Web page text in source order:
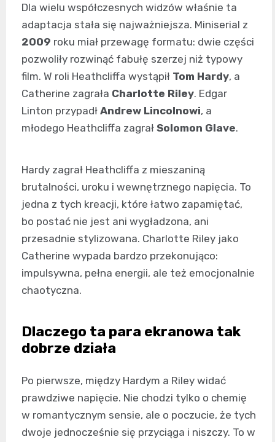
Dla wielu współczesnych widzów właśnie ta
adaptacja stała się najważniejsza. Miniserial z
2009 roku miał przewagę formatu: dwie części
pozwoliły rozwinąć fabułę szerzej niż typowy
film. W roli Heathcliffa wystąpił Tom Hardy, a
Catherine zagrała Charlotte Riley. Edgar
Linton przypadł Andrew Lincolnowi, a
młodego Heathcliffa zagrał Solomon Glave.
Hardy zagrał Heathcliffa z mieszaniną
brutalności, uroku i wewnętrznego napięcia. To
jedna z tych kreacji, które łatwo zapamiętać,
bo postać nie jest ani wygładzona, ani
przesadnie stylizowana. Charlotte Riley jako
Catherine wypada bardzo przekonująco:
impulsywna, pełna energii, ale też emocjonalnie
chaotyczna.
Dlaczego ta para ekranowa tak
dobrze działa
Po pierwsze, między Hardym a Riley widać
prawdziwe napięcie. Nie chodzi tylko o chemię
w romantycznym sensie, ale o poczucie, że tych
dwoje jednocześnie się przyciąga i niszczy. To w